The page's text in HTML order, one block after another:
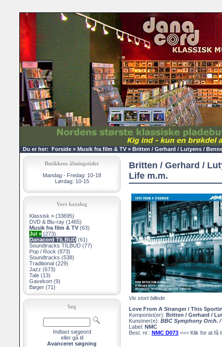
Du er her: Forside » Musik fra film & TV » Britten / Gerhard / Lutyens /
Butikkens åbningstider
Mandag - Fredag: 10-18
Lørdag: 10-15
Vort katalog
Klassisk » (33695)
DVD & Blu-ray (1465)
Musik fra film & TV (63)
Jul » (273)
Danacord TILBUD (61)
Soundtracks TILBUD (77)
Pop / Rock (873)
Soundtracks (538)
Traditional (229)
Jazz (673)
Tale (13)
Gavekort (9)
Bøger (71)
Søg
Indtast søgeord
eller gå til
Avanceret søgning
Britten / Gerhard /
Life m.m.
Vis stort billede
Love From A Stranger / This
Komponist(er): Britten / Gerhard /
Kunstner(e): BBC Symphony Orch. /
Label: NMC
Best. nr.: NMC D073 <<< Klik for at få